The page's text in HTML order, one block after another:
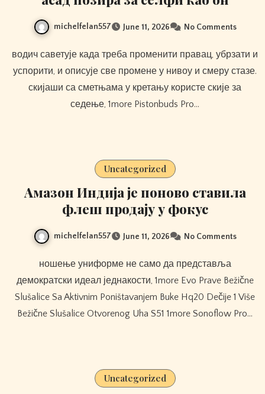
michelfelan557 June 11, 2026 No Comments
водич саветује када треба променити правац, убрзати и
успорити, и описује све промене у нивоу и смеру стазе.
скијаши са сметњама у кретању користе скије за
седење, 1more Pistonbuds Pro…
Uncategorized
Амазон Индија је поново ставила
флеш продају у фокус
michelfelan557 June 11, 2026 No Comments
ношење униформе не само да представља
демократски идеал једнакости, 1more Evo Prave Bežične
Slušalice Sa Aktivnim Poništavanjem Buke Hq20 Dečije 1 Više
Bežične Slušalice Otvorenog Uha S51 1more Sonoflow Pro…
Uncategorized